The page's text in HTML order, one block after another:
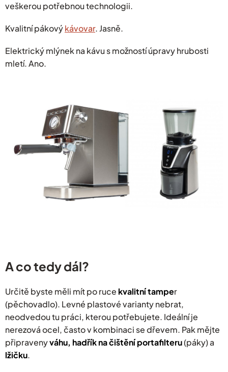
veškerou potřebnou technologii.
Kvalitní pákovýkávovar. Jasně.
Elektrický mlýnek na kávu s možností úpravy hrubosti
mletí. Ano.
A co tedy dál?
Určitě byste měli mít po ruce kvalitní tamper
(pěchovadlo). Levné plastové varianty nebrat,
neodvedou tu práci, kterou potřebujete. Ideální je
nerezová ocel, často v kombinaci se dřevem. Pak mějte
připravenyváhu, hadřík na čištění portafilteru(páky) a
lžičku.